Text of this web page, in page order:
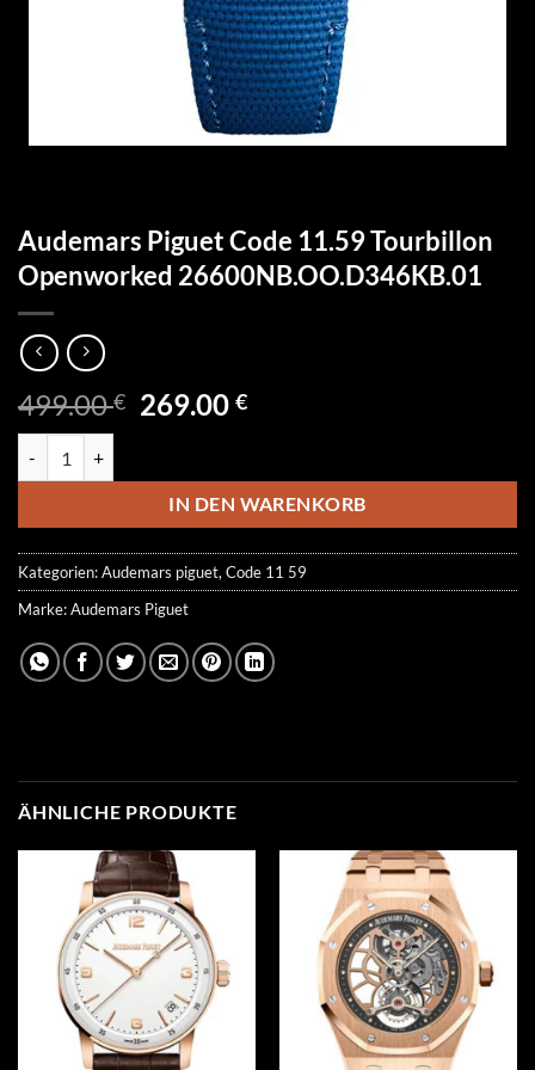
Audemars Piguet Code 11.59 Tourbillon
Openworked 26600NB.OO.D346KB.01
499.00€ Ursprünglicher
499.00 €
269.00€Aktueller
269.00 €.
IN DEN WARENKORB
Kategorien:Audemars piguet, Code 11 59
Marke:Audemars Piguet
ÄHNLICHE PRODUKTE